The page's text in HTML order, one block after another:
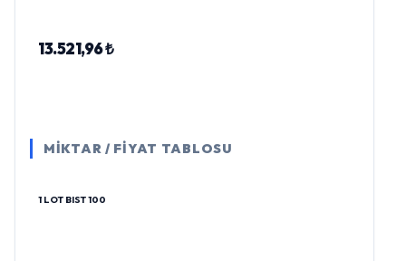
13.521,96 ₺
MİKTAR / FİYAT TABLOSU
1 LOT BIST 100